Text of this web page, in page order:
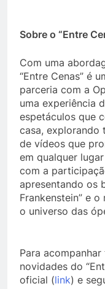
Sobre o “Entre
Com uma
“Entre Cenas” é
parceria com a
uma experiência
espetáculos que
casa, explorando
de vídeos que
em qualquer
com a
apresentando os
Frankenstein” e
o universo das
Para
novidades do
oficial (link) e